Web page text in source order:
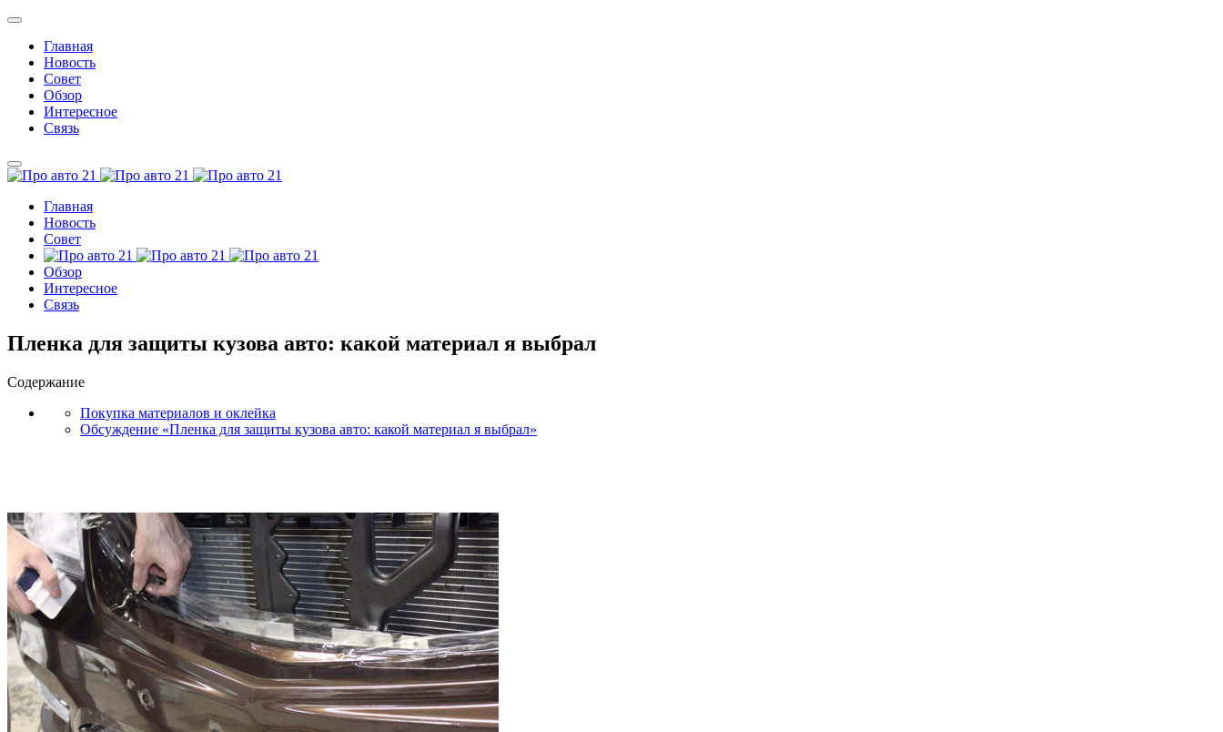
Главная
Новость
Совет
Обзор
Интересное
Связь
Главная
Новость
Совет
Обзор
Интересное
Связь
Пленка для защиты кузова авто: какой материал я выбрал
Содержание
Покупка материалов и оклейка
Обсуждение «Пленка для защиты кузова авто: какой материал я выбрал»